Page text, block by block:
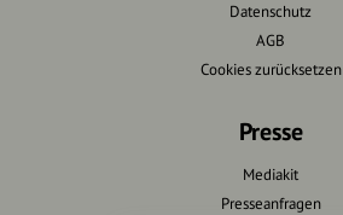
Datenschutz
AGB
Cookies zurücksetzen
Presse
Mediakit
Presseanfragen